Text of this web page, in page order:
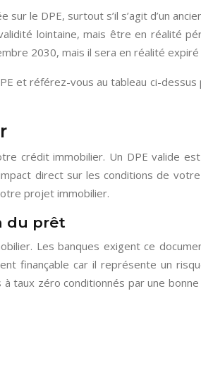
le DPE, surtout s’il s’agit d’un
lointaine, mais être en réalité
2030, mais il sera en réalité
et référez-vous au tableau ci-
crédit immobilier. Un DPE valide
direct sur les conditions de
projet immobilier.
du prêt
Les banques exigent ce
finançable car il représente un
zéro conditionnés par une